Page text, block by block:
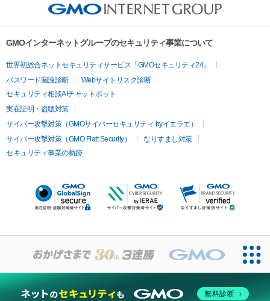
GMOインターネットグループのセキュリティ事業について
世界初総合ネットセキュリティサービス「GMOセキュリティ24」
パスワード漏洩診断
Webサイトリスク診断
セキュリティ相談AIチャットボット
実在証明・盗聴対策
サイバー攻撃対策（GMOサイバーセキュリティ byイエラエ）
サイバー攻撃対策（GMO Flatt Security）
なりすまし対策
セキュリティ事業の軌跡
無料診断